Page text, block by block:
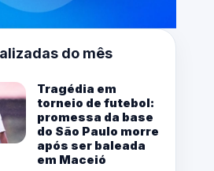
do mês
Tragédia em
torneio de futebol:
promessa da base
do São Paulo morre
após ser baleada
em Maceió